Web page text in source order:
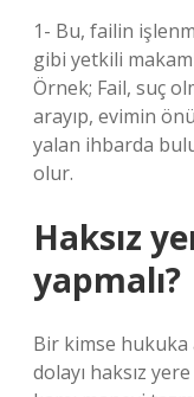
1- Bu, failin
gibi yetkili
Örnek; Fail, suç
arayıp, evimin
yalan ihbarda
olur.
Haksız
yapmalı?
Bir kimse hukuka
dolayı haksız